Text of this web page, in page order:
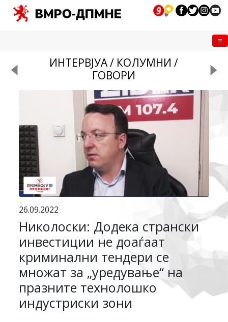
ИНТЕРВЈУА / КОЛУМНИ /
ГОВОРИ
26.09.2022
Николоски: Додека странски
инвестиции не доаѓаат
криминални тендери се
множат за „уредување“ на
празните технолошко
индустриски зони